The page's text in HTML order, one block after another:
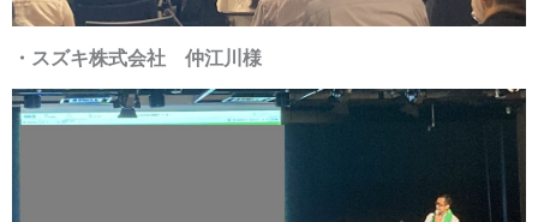
・スズキ株式会社 仲江川様